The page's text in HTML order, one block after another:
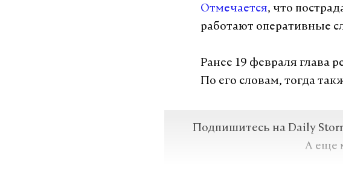
Отмечается, что
работают оперативные
Ранее 19 февраля глава
По его словам, тогда
Подпишитесь на Daily
А еще